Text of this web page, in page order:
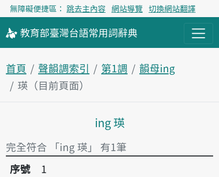
無障礙便捷區： 跳去主內容 網站導覽 切換網站翻譯
教育部臺灣台語常用詞辭典
首頁 聲韻調索引 第1調
韻母ing
瑛（目前頁面）
主內容區塊
ing 瑛
完全符合 「ing 瑛」 有1筆
序號1瑛
序號
1